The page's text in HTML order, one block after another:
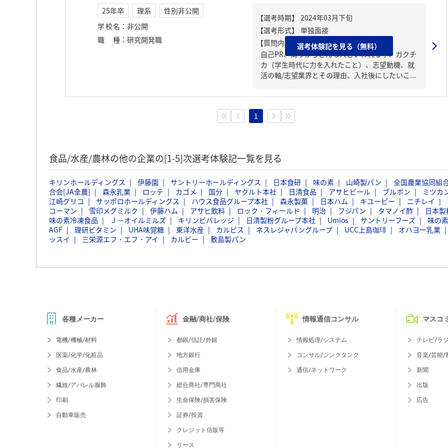
25年卒 理系
性別非公開
学校名 ： 非公開
職種 ： 研究開発職
【質問内容・課題】
自己PR、周りからどんな人といわれる？、ガクチ
カ（学生時代に力を入れたこと）、志望動機、就
活の軸/志望業界とその理由、入社後にしたいこ...
選考体験記を見る（無料）
1
食品/水産/農林の他の企業の[1-5]次選考体験記一覧を見る
キリンホールディングス 伊藤園 サントリーホールディングス 日本食研 味の素 山崎製パン
全国農業協同組
合会[JA全農]
森永乳業 ロッテ カゴメ 国分 ヤクルト本社 日清食品 アサヒビール ブルボン
ミツカ
江崎グリコ
サッポロホールディングス ハウス食品グループ本社 森永製菓 日本ハム キユーピー ニチレイ
コーマン
雪印メグミルク 伊藤ハム アサヒ飲料 ロック・フィールド 明治 フジパン タマノイ酢
日本製
味の素冷凍食品
Ｊ－オイルミルズ キリンビバレッジ 日清製粉グループ本社 Umios サントリーフーズ
味の素
AGF
理研ビタミン UHA味覚糖 東洋水産 カルピス ネスレジャパングループ UCC上島珈琲 オハヨー乳業
ッスイ
三栄源エフ・エフ・アイ カルビー 敷島製パン
各種メーカー
電機/機械/材料
医薬/化学/化粧品
食品/水産/農林
繊維/アパレル服飾
印刷
自動車販売
金融/商社/保険
都銀/信託/外銀
地方銀行
信用金庫
総合商社/専門商社
生命保険/損害保険
証券/投資
クレジット信販等
リース
情報通信コンサル
情報処理/システム
コンサル/シンクタンク
通信/ネットワーク
マスコミ
テレビ/ラ
音楽/芸能/
新聞
出版
広告